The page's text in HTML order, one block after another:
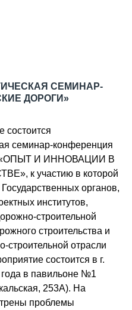
СЕМИНАР-
ДОРОГИ»
состоится
семинар-конференция
«ОПЫТ И ИННОВАЦИИ В
к участию в которой
органов,
институтов,
строительной
строительства и
строительной отрасли
состоится в г.
в павильоне №1
253А). На
проблемы